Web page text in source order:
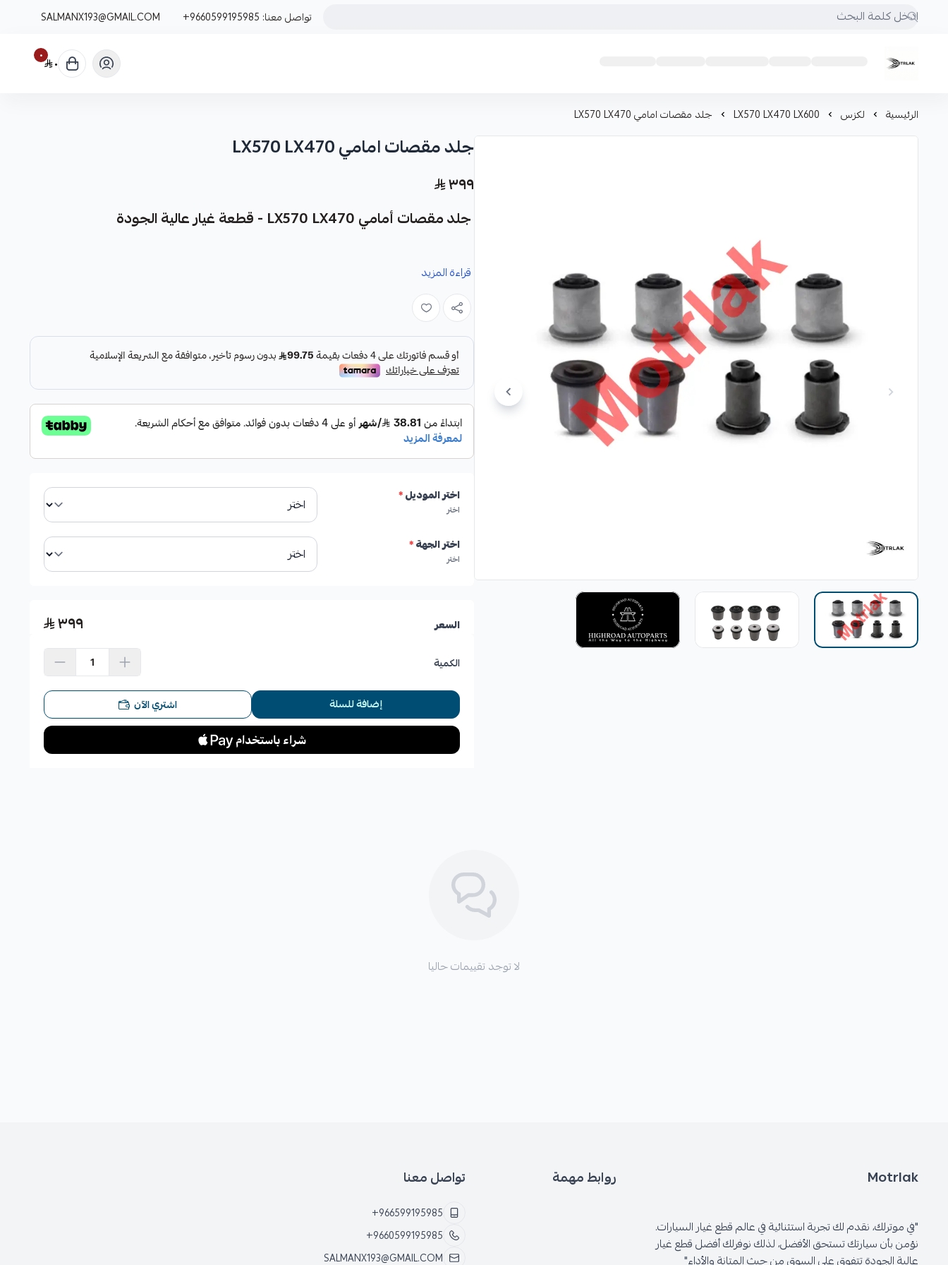
تواصل معنا: +9660599195985
SALMANX193@GMAIL.COM
Motrlak
٠ ٠
الرئيسية لكزس LX570 LX470 LX600 جلد مقصات امامي LX570 LX470
جلد مقصات امامي LX570 LX470
٣٩٩
جلد مقصات أمامي LX570 LX470 - قطعة غيار عالية الجودة
المواصفات:
✓طقم كامل لتركيب سهل وفعال.
✓صناعة أمريكية تضمن الجودة والمتانة.
✓من إنتاج شركة HIGHROAD AUTO PARTS الرائدة في قطع غيار السيارات.
قراءة المزيد
اختر الموديل*
اختر
اختر الجهة*
اختر
السعر ٣٩٩
الكمية
إضافة للسلة اشتري الآن
لا توجد تقييمات حاليا
Motrlak
"في موترلك، نقدم لك تجربة استثنائية في عالم قطع غيار السيارات.
نؤمن بأن سيارتك تستحق الأفضل، لذلك نوفرلك أفضل قطع غيار
عالية الجودة تتفوق على السوق من حيث المتانة والأداء"
روابط مهمة تواصل معنا
+966599195985
+9660599195985
SALMANX193@GMAIL.COM